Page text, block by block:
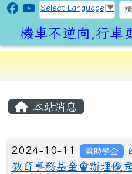
跳至主內容區
CLPS Site
Select Language ▼
機車不逆向,行車
導覽列
本站消息
文章列表
2024-10-11 獎助學金
教育事務基金會辦理優